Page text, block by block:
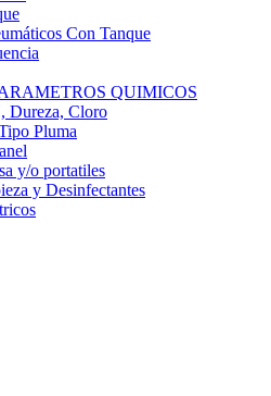
Con Tanque
QUIMICOS
Dureza, Cloro
Pluma
y/o portatiles
y Desinfectantes